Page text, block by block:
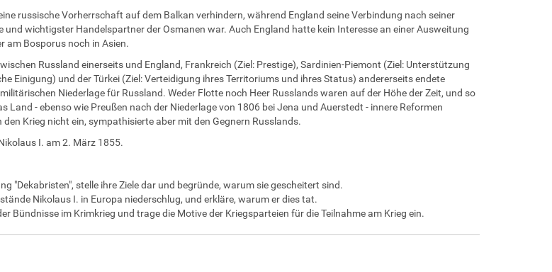
russische Vorherrschaft auf dem Balkan verhindern, während England seine Verbindung nach seiner
und wichtigster Handelspartner der Osmanen war. Auch England hatte kein Interesse an einer Ausweitung
am Bosporus noch in Asien.
Russland einerseits und England, Frankreich (Ziel: Prestige), Sardinien-Piemont (Ziel: Unterstützung
Einigung) und der Türkei (Ziel: Verteidigung ihres Territoriums und ihres Status) andererseits endete
Niederlage für Russland. Weder Flotte noch Heer Russlands waren auf der Höhe der Zeit, und so
Land - ebenso wie Preußen nach der Niederlage von 1806 bei Jena und Auerstedt - innere Reformen
Krieg nicht ein, sympathisierte aber mit den Gegnern Russlands.
I. am 2. März 1855.
"Dekabristen", stelle ihre Ziele dar und begründe, warum sie gescheitert sind.
Nikolaus I. in Europa niederschlug, und erkläre, warum er dies tat.
Bündnisse im Krimkrieg und trage die Motive der Kriegsparteien für die Teilnahme am Krieg ein.